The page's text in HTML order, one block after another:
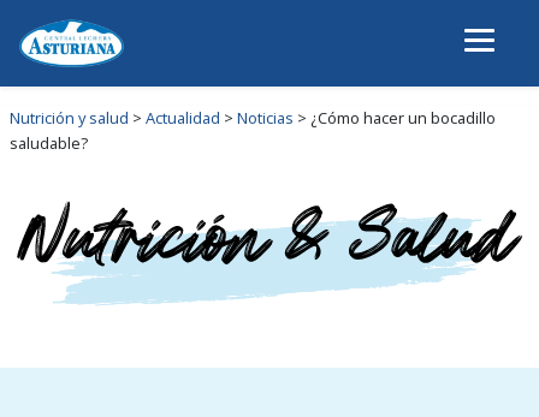
Nutrición y salud > Actualidad > Noticias > ¿Cómo hacer un bocadillo
saludable?